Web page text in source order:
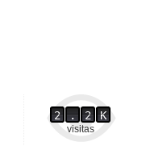
2 . 2 K
visitas